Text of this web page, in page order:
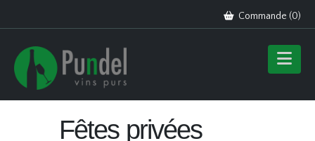
Commande (0)
Fêtes privées